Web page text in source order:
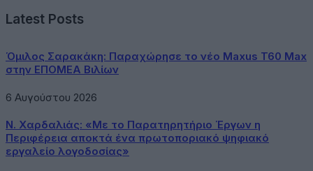
Latest Posts
Όμιλος Σαρακάκη: Παραχώρησε το νέο Maxus T60 Max
στην ΕΠΟΜΕΑ Βιλίων
6 Αυγούστου 2026
Ν. Χαρδαλιάς: «Με το Παρατηρητήριο Έργων η
Περιφέρεια αποκτά ένα πρωτοποριακό ψηφιακό
εργαλείο λογοδοσίας»